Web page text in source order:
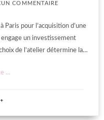
COMMENTAIRE
Paris pour l’acquisition d’une
engage un investissement
de l’atelier détermine la…
...